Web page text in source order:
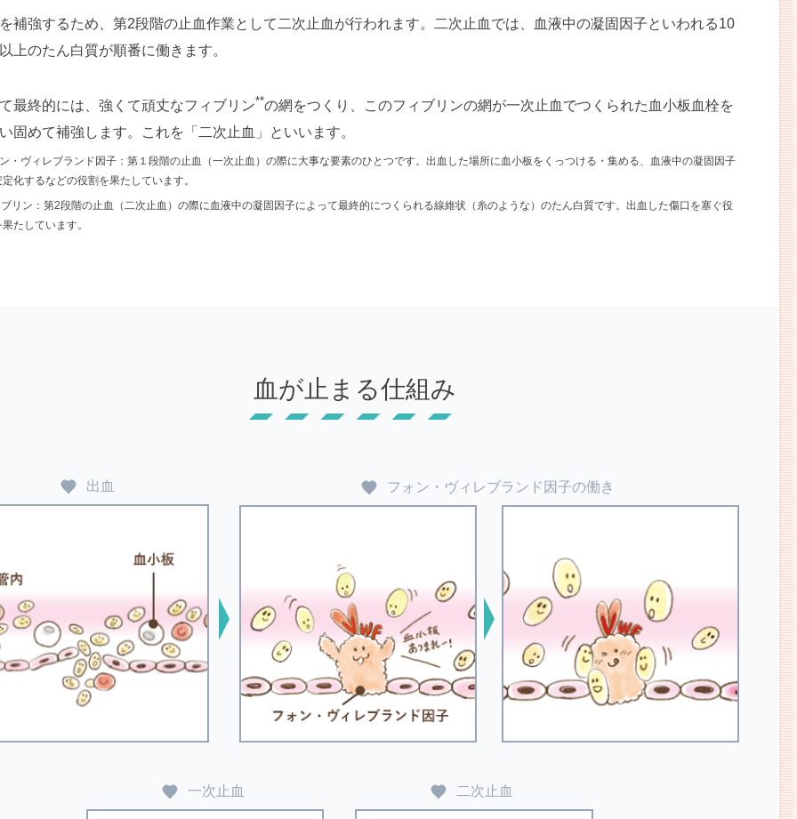
補強するため、第2段階の止血作業として二次止血が行われます。二次止血では、血液中の凝固因子といわれる10
上のたん白質が順番に働きます。
最終的には、強くて頑丈なフィブリン**の網をつくり、このフィブリンの網が一次止血でつくられた血小板血栓を
固めて補強します。これを「二次止血」といいます。
・ヴィレブランド因子：第１段階の止血（一次止血）の際に大事な要素のひとつです。出血した場所に血小板をくっつける・集める、血液中の凝固因子
化するなどの役割を果たしています。
リン：第2段階の止血（二次止血）の際に血液中の凝固因子によって最終的につくられる線維状（糸のような）のたん白質です。出血した傷口を塞ぐ役
たしています。
血が止まる仕組み
出血 フォン・ヴィレブランド因子の働き
一次止血 二次止血